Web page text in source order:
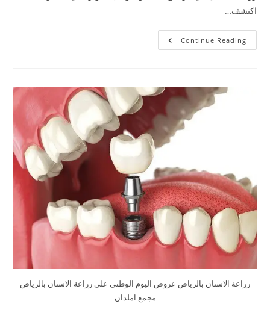
اكتشف…
Continue Reading
زراعة الاسنان بالرياض عروض اليوم الوطني علي زراعة الاسنان بالرياض
مجمع املدان